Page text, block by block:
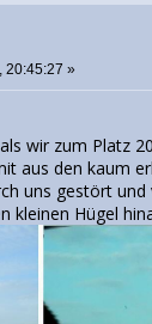
20:45:27 »
wir zum Platz
aus den kaum
uns gestört
kleinen Hügel